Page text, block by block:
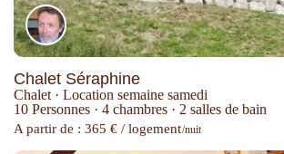
Chalet Séraphine
Chalet · Location semaine samedi
10 Personnes · 4 chambres · 2 salles de bain
A partir de : 365 € / logement/nuit